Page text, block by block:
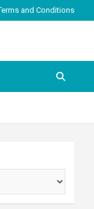
and Conditions